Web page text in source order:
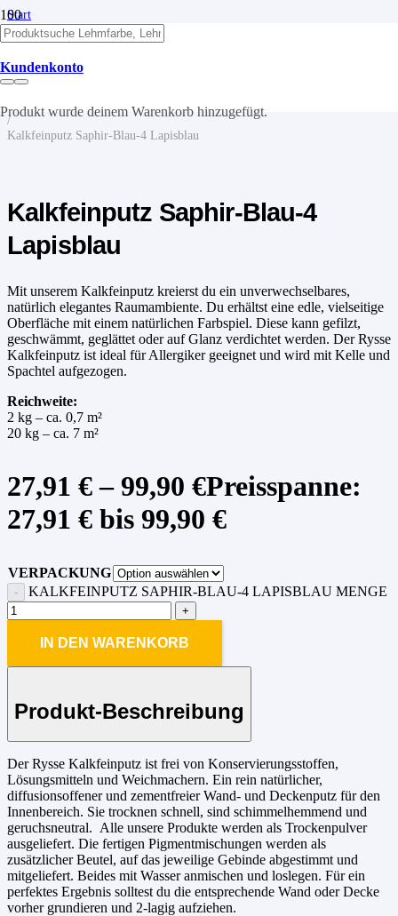
Kundenkonto
Produkt wurde deinem Warenkorb hinzugefügt.
Start
/
Kalk
/
Kalkputze
Kalkfeinputz
/
Kalkfeinputz Saphir-Blau-4 Lapisblau
Kalkfeinputz Saphir-Blau-4
Lapisblau
Mit unserem Kalkfeinputz kreierst du ein unverwechselbares,
natürlich elegantes Raumambiente. Du erhältst eine edle, vielseitige
Oberfläche mit einem natürlichen Farbspiel. Diese kann gefilzt,
geschwämmt, geglättet oder auf Glanz verdichtet werden. Der Rysse
Kalkfeinputz ist ideal für Allergiker geeignet und wird mit Kelle und
Spachtel aufgezogen.
Reichweite:
2 kg – ca. 0,7 m²
20 kg – ca. 7 m²
27,91 € –99,90 €Preisspanne:
27,91 € bis 99,90 €
VERPACKUNG
KALKFEINPUTZ SAPHIR-BLAU-4 LAPISBLAU MENGE
IN DEN WARENKORB
Produkt-Beschreibung
Der Rysse Kalkfeinputz ist frei von Konservierungsstoffen,
Lösungsmitteln und Weichmachern. Ein rein natürlicher,
diffusionsoffener und zementfreier Wand- und Deckenputz für den
Innenbereich. Sie trocknen schnell, sind schimmelhemmend und
geruchsneutral. Alle unsere Produkte werden als Trockenpulver
ausgeliefert. Die fertigen Pigmentmischungen werden als
zusätzlicher Beutel, auf das jeweilige Gebinde abgestimmt und
mitgeliefert. Beides mit Wasser anmischen und loslegen. Für ein
perfektes Ergebnis solltest du die entsprechende Wand oder Decke
vorher grundieren und 2-lagig aufziehen.